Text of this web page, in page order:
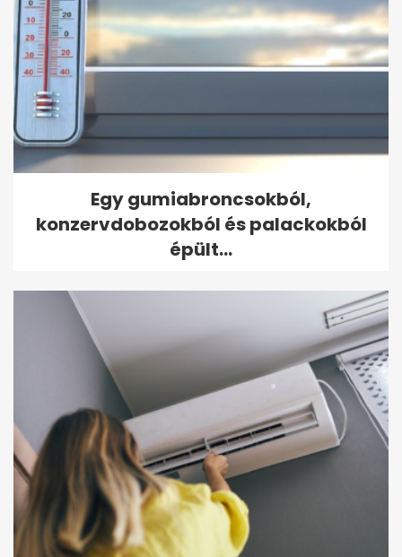
Egy gumiabroncsokból,
konzervdobozokból és palackokból
épült...